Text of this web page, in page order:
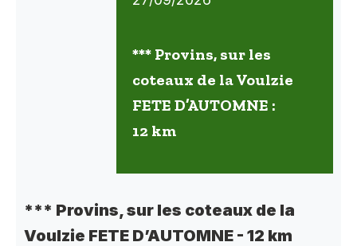
*** Provins, sur les
coteaux de la Voulzie
FETE D’AUTOMNE :
12 km
*** Provins, sur les coteaux de la
Voulzie FETE D’AUTOMNE - 12 km